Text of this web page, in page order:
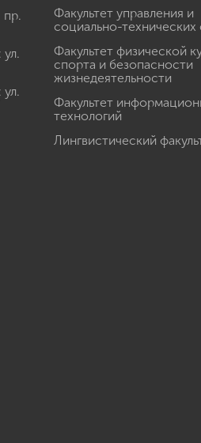
Факультет управления и
социально-технических
Факультет физической
спорта и безопасности
жизнедеятельности
Факультет
технологий
Лингвистический